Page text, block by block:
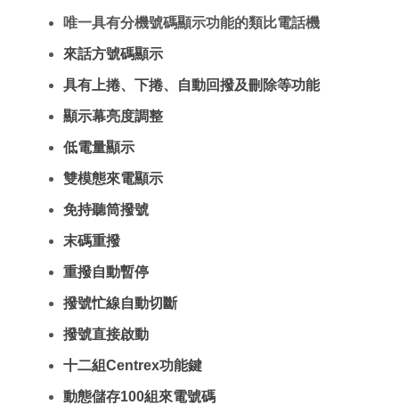
唯一具有分機號碼顯示功能的類比電話機
來話方號碼顯示
具有上捲、下捲、自動回撥及刪除等功能
顯示幕亮度調整
低電量顯示
雙模態來電顯示
免持聽筒撥號
末碼重撥
重撥自動暫停
撥號忙線自動切斷
撥號直接啟動
十二組Centrex功能鍵
動態儲存100組來電號碼